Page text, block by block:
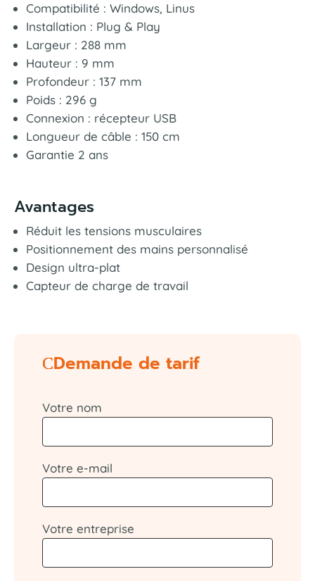
Compatibilité : Windows, Linus
Installation : Plug & Play
Largeur : 288 mm
Hauteur : 9 mm
Profondeur : 137 mm
Poids : 296 g
Connexion : récepteur USB
Longueur de câble : 150 cm
Garantie 2 ans
Avantages
Réduit les tensions musculaires
Positionnement des mains personnalisé
Design ultra-plat
Capteur de charge de travail
Demande de tarif
Votre nom
Votre e-mail
Votre entreprise